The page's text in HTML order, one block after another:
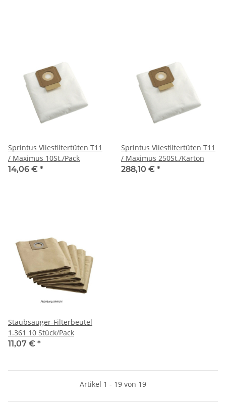
Sprintus Vliesfiltertüten T11
/ Maximus 10St./Pack
14,06 € *
Sprintus Vliesfiltertüten T11
/ Maximus 250St./Karton
288,10 € *
Staubsauger-Filterbeutel
1.361 10 Stück/Pack
11,07 € *
Artikel 1 - 19 von 19